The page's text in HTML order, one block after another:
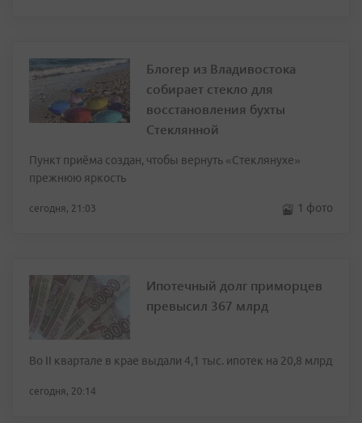
Блогер из Владивостока
собирает стекло для
восстановления бухты
Стеклянной
Пункт приёма создан, чтобы вернуть «Стеклянухе»
прежнюю яркость
сегодня, 21:03 1 фото
Ипотечный долг приморцев
превысил 367 млрд
Во II квартале в крае выдали 4,1 тыс. ипотек на 20,8 млрд
сегодня, 20:14